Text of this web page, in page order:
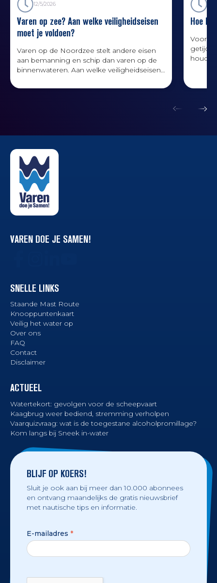
12/5/2026
Varen op zee? Aan welke veiligheidseisen
moet je voldoen?
Varen op de Noordzee stelt andere eisen
aan bemanning en schip dan varen op de
binnenwateren. Aan welke veiligheidseisen
Hoe
‍Voor
VAREN DOE JE SAMEN!
SNELLE LINKS
Staande Mast Route
Knooppuntenkaart
Veilig het water op
Over ons
FAQ
Contact
Disclaimer
ACTUEEL
Watertekort: gevolgen voor de scheepvaart
Kaagbrug weer bediend, stremming verholpen
Vaarquizvraag: wat is de toegestane alcoholpromillage?
Kom langs bij Sneek in-water
BLIJF OP KOERS!
Sluit je ook aan bij meer dan 10.000 abonnees
en ontvang maandelijks de gratis nieuwsbrief
met nautische tips en informatie.
E-mailadres *